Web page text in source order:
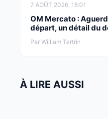
7 AOÛT 2026, 18:01
OM Mercato :
départ, un détail du
Par William Tertrin
À LIRE AUSSI